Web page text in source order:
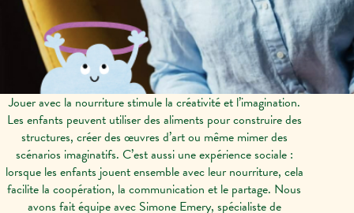
Jouer avec la nourriture stimule la créativité et l’imagination.
Les enfants peuvent utiliser des aliments pour construire des
structures, créer des œuvres d’art ou même mimer des
scénarios imaginatifs. C’est aussi une expérience sociale :
lorsque les enfants jouent ensemble avec leur nourriture, cela
facilite la coopération, la communication et le partage. Nous
avons fait équipe avec Simone Emery, spécialiste de